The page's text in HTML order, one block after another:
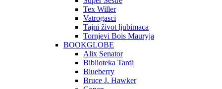
Tex Willer
Vatrogasci
Tajni život ljubimaca
Tornjevi Bois Mauryja
BOOKGLOBE
Alix Senator
Biblioteka Tardi
Blueberry
Bruce J. Hawker